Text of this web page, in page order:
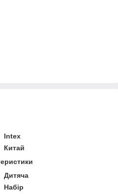
Intex
Китай
Дитяча
Набір